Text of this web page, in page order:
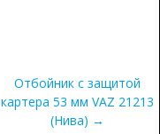
Отбойник c защитой
картера 53 мм VAZ 21213
(Нива) →